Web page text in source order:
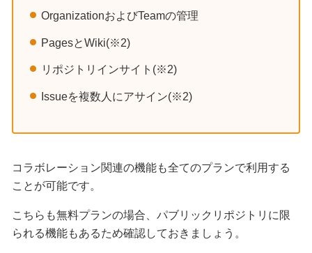
OrganizationおよびTeamの管理
PagesとWiki(※2)
リポジトリインサイト(※2)
Issueを複数人にアサイン(※2)
コラボレーション関連の機能も全てのプランで利用する
ことが可能です。
こちらも無料プランの場合、パブリックリポジトリに限
られる機能もあるため確認しておきましょう。